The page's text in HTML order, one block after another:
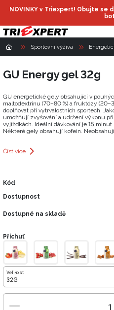
Sportovní výživa
GU Energy gel 32g
GU energetické gely obsahující v
maltodextrinu (70–80 %) a fruktózy
doplňovat při vytrvalostních sportech.
umožňují zvyšování a udržení výkonu
vyjížďkách. Ideální dávkování je 15
Některé gely obsahují kofein.
Číst více
Kód
Dostupnost
Dostupné na skladě
Příchuť
32G
Velikost
NOVINKY v Triexpert! Obujte se